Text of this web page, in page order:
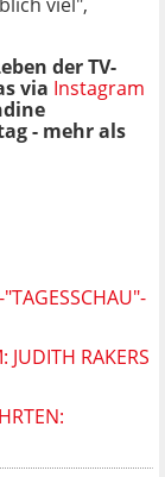
der TV-
via Instagram
- mehr als
"TAGESSCHAU"-
JUDITH RAKERS